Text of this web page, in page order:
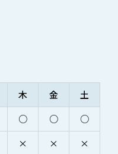
木 金
土
○ ○
○
× × ×